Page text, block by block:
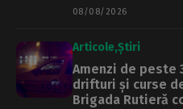
08/08/2026
Articole Știri
Amenzi de peste
drifturi și curse
Brigada Rutieră